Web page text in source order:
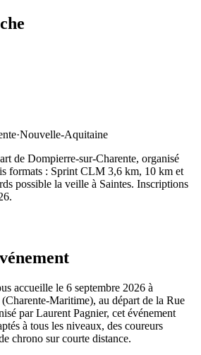
·Nouvelle-Aquitaine
de Dompierre-sur-Charente, organisé
formats : Sprint CLM 3,6 km, 10 km et
possible la veille à Saintes. Inscriptions
accueille le 6 septembre 2026 à
Maritime), au départ de la Rue
par Laurent Pagnier, cet événement
à tous les niveaux, des coureurs
chrono sur courte distance.